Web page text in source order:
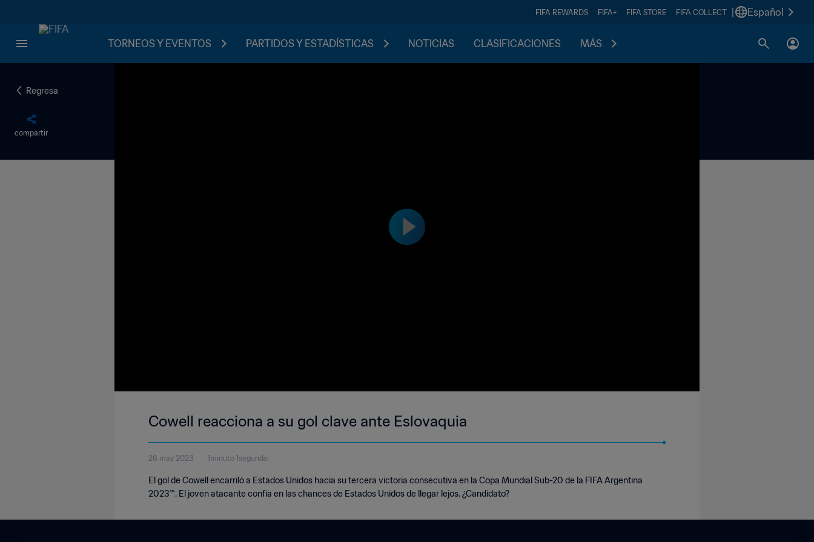
FIFA REWARDS FIFA+ FIFA STORE FIFA COLLECT Español
TORNEOS Y EVENTOS PARTIDOS Y ESTADÍSTICAS NOTICIAS CLASIFICACIONES MÁS
Regresa
compartir
Cowell reacciona a su gol clave ante Eslovaquia
26 may 2023 1minuto 1segundo
El gol de Cowell encarriló a Estados Unidos hacia su tercera victoria consecutiva en la Copa Mundial Sub-20 de la FIFA Argentina
2023™. El joven atacante confía en las chances de Estados Unidos de llegar lejos. ¿Candidato?